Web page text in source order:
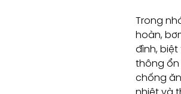
Trong
hoàn,
đình,
thông ổn
chống